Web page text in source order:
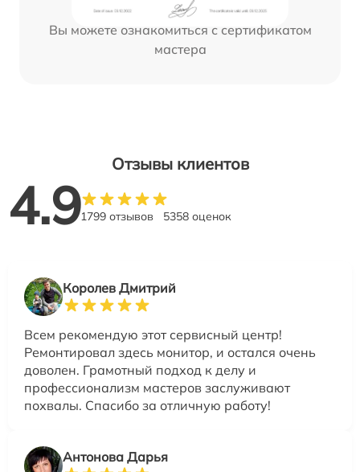
Вы можете ознакомиться с сертификатом
мастера
Отзывы клиентов
4.91799 отзывов 5358 оценок
Королев Дмитрий
Всем рекомендую этот сервисный центр!
Ремонтировал здесь монитор, и остался очень
доволен. Грамотный подход к делу и
профессионализм мастеров заслуживают
похвалы. Спасибо за отличную работу!
Антонова Дарья